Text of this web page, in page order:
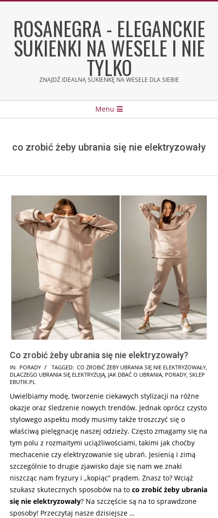
contentROSANEGRA - ELEGANCKIE
SUKIENKI NA WESELE I NIE
TYLKO
ZNAJDŹ IDEALNĄ SUKIENKĘ NA WESELE DLA SIEBIE
Menu
co zrobić żeby ubrania się nie elektryzowały
Co zrobić żeby ubrania się nie elektryzowały?
2024-
09-
IN: PORADY TAGGED: CO ZROBIĆ ŻEBY UBRANIA SIĘ NIE ELEKTRYZOWAŁY
DLACZEGO UBRANIA SIĘ ELEKTRYZUJĄ JAK DBAĆ O UBRANIA PORADY SKLEP
EBUTIK.PL
Uwielbiamy modę, tworzenie ciekawych stylizacji na różne
okazje oraz śledzenie nowych trendów. Jednak oprócz czysto
stylowego aspektu mody musimy także troszczyć się o
właściwą pielęgnację naszej odzieży. Często zmagamy się na
tym polu z rozmaitymi uciążliwościami, takimi jak choćby
mechacenie czy elektryzowanie się ubrań. Jesienią i zimą
szczególnie to drugie zjawisko daje się nam we znaki
niszcząc nam fryzury i „kopiąc” prądem. Znasz to? Wciąż
szukasz skutecznych sposobów na to co zrobić żeby ubrania
się nie elektryzowały? Na szczęście są na to sprawdzone
sposoby! Przeczytaj nasze dzisiejsze …